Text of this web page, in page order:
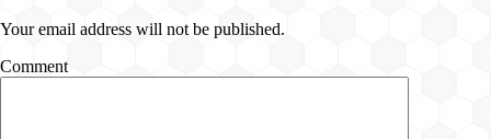
Your email address will not be published.
Comment